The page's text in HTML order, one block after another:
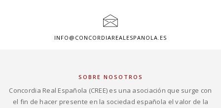
INFO@CONCORDIAREALESPANOLA.ES
SOBRE NOSOTROS
Concordia Real Española (CREE) es una asociación que surge con
el fin de hacer presente en la sociedad española el valor de la